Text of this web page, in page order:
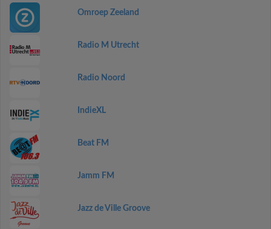
Omroep Zeeland
Radio M Utrecht
Radio Noord
IndieXL
Beat FM
Jamm FM
Jazz de Ville Groove